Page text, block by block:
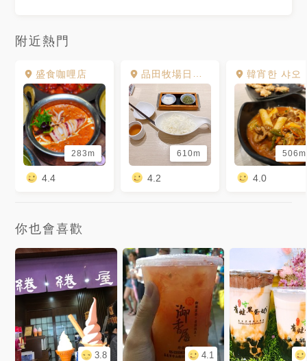
附近熱門
盛食咖哩店
283m
4.4
品田牧場日式豬排咖哩 嘉義國華店
610m
4.2
韓宵한 샤오
506m
4.0
你也會喜歡
3.8 4.1